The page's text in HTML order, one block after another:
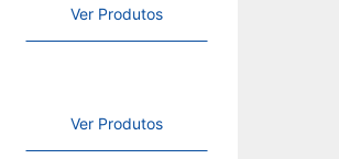
Ver Produtos
Ver Produtos